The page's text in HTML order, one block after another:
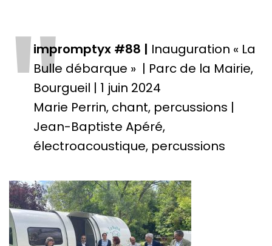
"
impromptyx #88 | Inauguration « La
Bulle débarque » | Parc de la Mairie,
Bourgueil | 1 juin 2024
Marie Perrin, chant, percussions |
Jean-Baptiste Apéré,
électroacoustique, percussions